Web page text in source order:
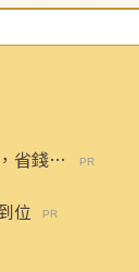
省錢更
位